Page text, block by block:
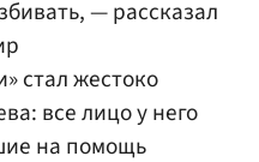
— рассказал
стал жестоко
все лицо у него
на помощь